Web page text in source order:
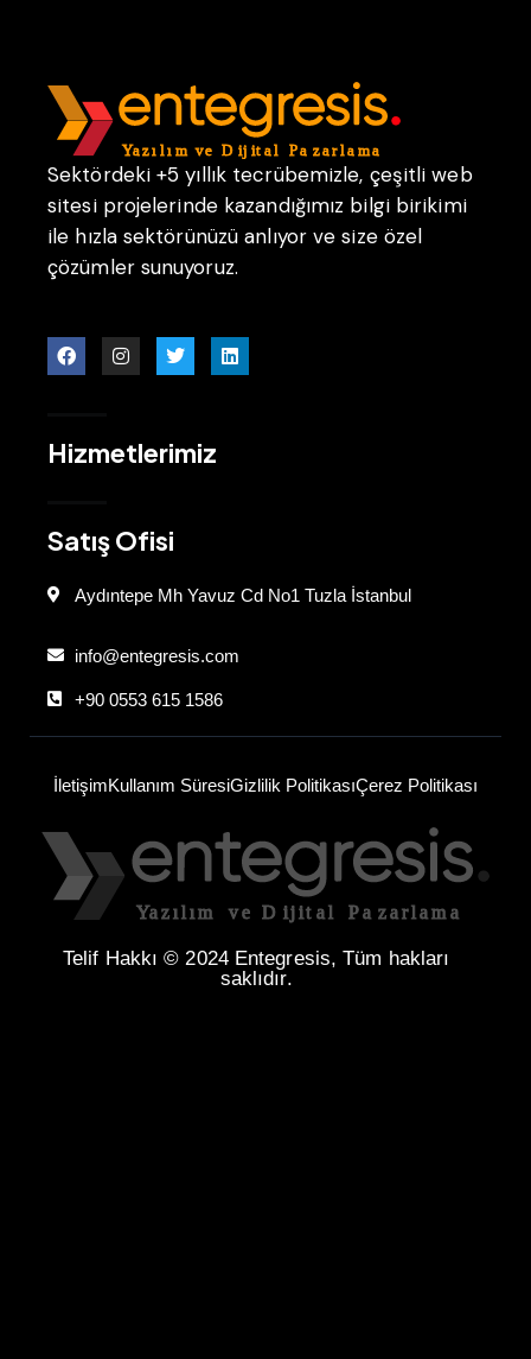
Sektördeki +5 yıllık tecrübemizle, çeşitli web
sitesi projelerinde kazandığımız bilgi birikimi
ile hızla sektörünüzü anlıyor ve size özel
çözümler sunuyoruz.
Hizmetlerimiz
Satış Ofisi
Aydıntepe Mh Yavuz Cd No1 Tuzla İstanbul
info@entegresis.com
+90 0553 615 1586
İletişimKullanım SüresiGizlilik PolitikasıÇerez Politikası
Telif Hakkı © 2024 Entegresis, Tüm hakları
saklıdır.